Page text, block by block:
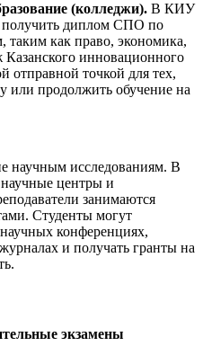
(колледжи). В КИУ
получить диплом СПО по
таким как право, экономика,
инновационного
отправной точкой для тех,
или продолжить обучение на
научным исследованиям. В
центры и
занимаются
Студенты могут
конференциях,
и получать гранты на
экзамены